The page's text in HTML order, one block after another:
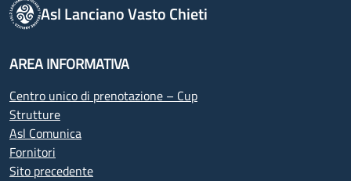
Asl Lanciano Vasto Chieti
AREA INFORMATIVA
Centro unico di prenotazione – Cup
Strutture
Asl Comunica
Fornitori
Sito precedente